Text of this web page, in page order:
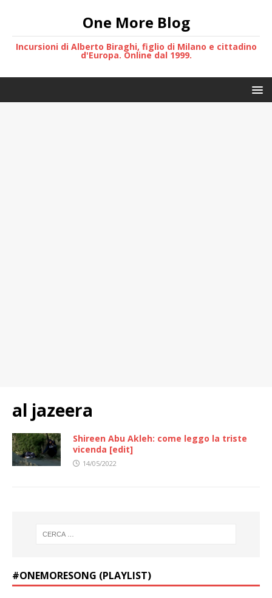
One More Blog
Incursioni di Alberto Biraghi, figlio di Milano e cittadino
d'Europa. Online dal 1999.
al jazeera
Shireen Abu Akleh: come leggo la triste
vicenda [edit]
14/05/2022
#ONEMORESONG (PLAYLIST)